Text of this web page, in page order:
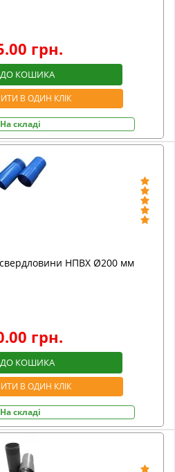
грн.
ДО КОШИКА
В ОДИН КЛІК
На складі
НПВХ Ø200 мм
грн.
ДО КОШИКА
В ОДИН КЛІК
На складі